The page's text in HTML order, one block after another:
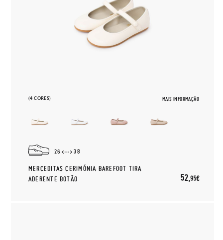
(4 CORES) MAIS INFORMAÇÃO
26 38
MERCEDITAS CERIMÓNIA BAREFOOT TIRA
ADERENTE BOTÃO
52,95€